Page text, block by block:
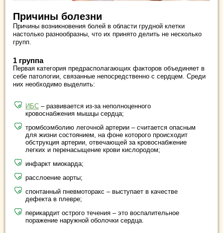
Причины болезни
Причины возникновения болей в области грудной клетки
настолько разнообразны, что их принято делить не несколько
групп.
1 группа
Первая категория предрасполагающих факторов объединяет в
себе патологии, связанные непосредственно с сердцем. Среди
них необходимо выделить:
ИБС – развивается из-за неполноценного
кровоснабжения мышцы сердца;
тромбоэмболию легочной артерии – считается опасным
для жизни состоянием, на фоне которого происходит
обструкция артерии, отвечающей за кровоснабжение
легких и перенасыщение крови кислородом;
инфаркт миокарда;
расслоение аорты;
спонтанный пневмоторакс – выступает в качестве
дефекта в плевре;
перикардит острого течения – это воспалительное
поражение наружной оболочки сердца.